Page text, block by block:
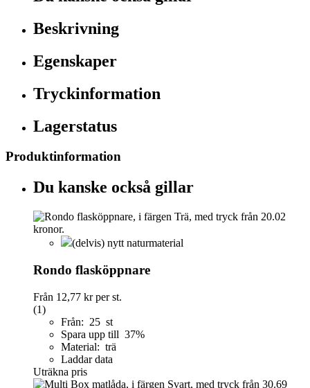
Beskrivning
Egenskaper
Tryckinformation
Lagerstatus
Produktinformation
Du kanske också gillar
(delvis) nytt naturmaterial
Rondo flasköppnare
Från 12,77 krper st.
(1)
Från: 25 st
Spara upp till 37%
Material: trä
Laddar data
Uträkna pris